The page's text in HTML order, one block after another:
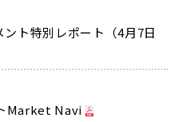
ト特別レポート（4月7日
Market Navi